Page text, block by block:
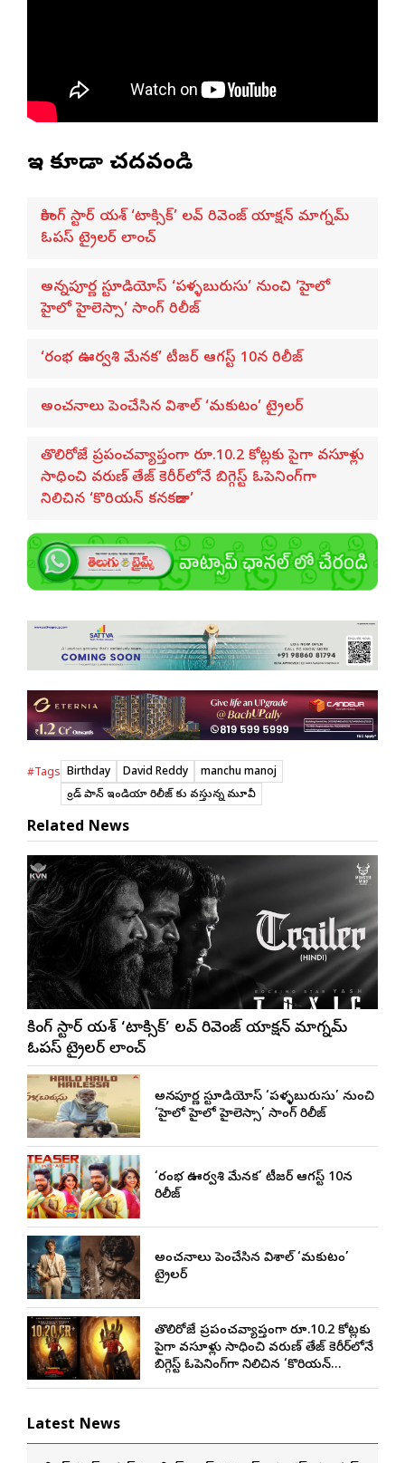
ఇవి కూడా చదవండి
రాకింగ్ స్టార్ యశ్ ‘టాక్సిక్’ లవ్ రివెంజ్ యాక్షన్ మాగ్నమ్
ఓపస్‌ ట్రైలర్ లాంచ్
అన్నపూర్ణ స్టూడియోస్ ‘పళ్ళబురుసు’ నుంచి ‘హైలో
హైలో హైలెస్సా’ సాంగ్ రిలీజ్
‘రంభ ఊర్వశి మేనక’ టీజర్ ఆగస్ట్ 10న రిలీజ్
అంచనాలు పెంచేసిన విశాల్ ‘మకుటం’ ట్రైలర్
తొలిరోజే ప్రపంచవ్యాప్తంగా రూ.10.2 కోట్లకు పైగా వసూళ్లు
సాధించి వరుణ్ తేజ్ కెరీర్‌లోనే బిగ్గెస్ట్ ఓపెనింగ్‌గా
నిలిచిన ‘కొరియన్ కనకరాజు’
#Tags Birthday David Reddy
manchu manoj
గ్రాండ్ పాన్ ఇండియా రిలీజ్ కు వస్తున్న మూవీ
Related News
రాకింగ్ స్టార్ యశ్ ‘టాక్సిక్’ లవ్ రివెంజ్ యాక్షన్ మాగ్నమ్
ఓపస్‌ ట్రైలర్ లాంచ్
అన్నపూర్ణ స్టూడియోస్ ‘పళ్ళబురుసు’ నుంచి
‘హైలో హైలో హైలెస్సా’ సాంగ్ రిలీజ్
‘రంభ ఊర్వశి మేనక’ టీజర్ ఆగస్ట్ 10న
రిలీజ్
అంచనాలు పెంచేసిన విశాల్ ‘మకుటం’
ట్రైలర్
తొలిరోజే ప్రపంచవ్యాప్తంగా రూ.10.2 కోట్లకు
పైగా వసూళ్లు సాధించి వరుణ్ తేజ్ కెరీర్‌లోనే
బిగ్గెస్ట్ ఓపెనింగ్‌గా నిలిచిన ‘కొరియన్
Latest News